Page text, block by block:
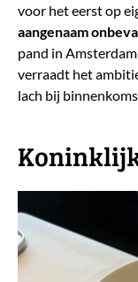
voor het eerst op
aangenaam
pand in
verraadt het
lach bij